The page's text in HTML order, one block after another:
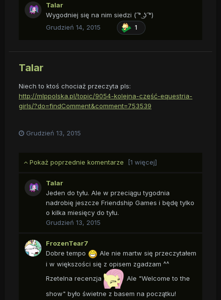
Talar
Wygodniej się na nim siedzi ( ͡° ͜ʖ ͡°)
Grudzień 14, 2015
1
Talar
Niech to ktoś chociaż przeczyta pls:
http://mlppolska.pl/topic/9054-kolejna-część-equestria-
girls/?do=findComment&comment=753539
Grudzień 13, 2015
Pokaż poprzednie komentarze [1 więcej]
Talar
Jeden do tyłu. Ale w przeciągu tygodnia
nadrobię jeszcze Friendship Games i będę tylko
o kilka miesięcy do tyłu.
Grudzień 13, 2015
FrozenTear7
Dobre tempo
Ale nie martw się przeczytałem
i w większości się z opisem zgadzam ^^
Rzetelna recenzja
Ale "Welcome to the
show" było świetne z basem na początku!